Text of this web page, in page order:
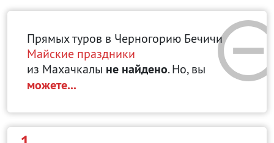
Прямых туров в Черногорию Бечичи
Майские праздники
из Махачкалы не найдено. Но, вы
можете...